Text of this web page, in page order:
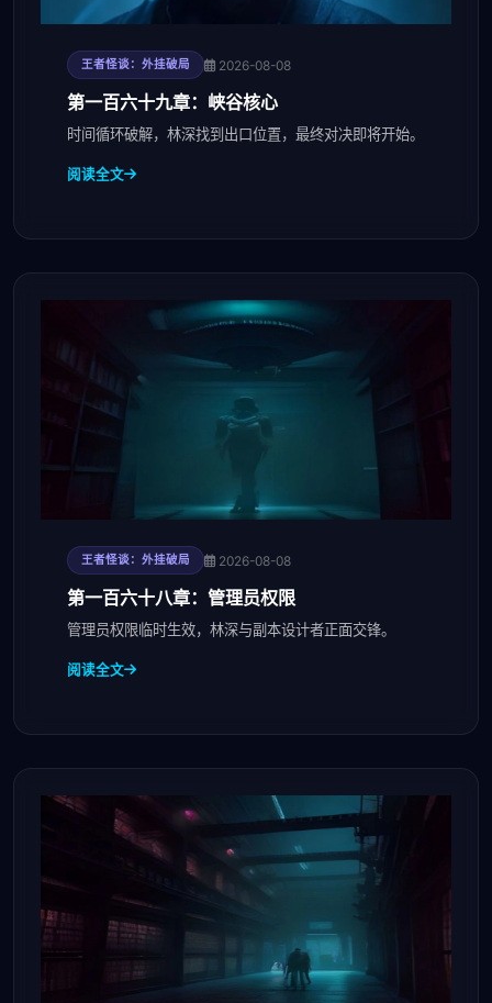
王者怪谈：外挂破局 2026-08-08
第一百六十九章：峡谷核心
时间循环破解，林深找到出口位置，最终对决即将开始。
阅读全文
王者怪谈：外挂破局 2026-08-08
第一百六十八章：管理员权限
管理员权限临时生效，林深与副本设计者正面交锋。
阅读全文